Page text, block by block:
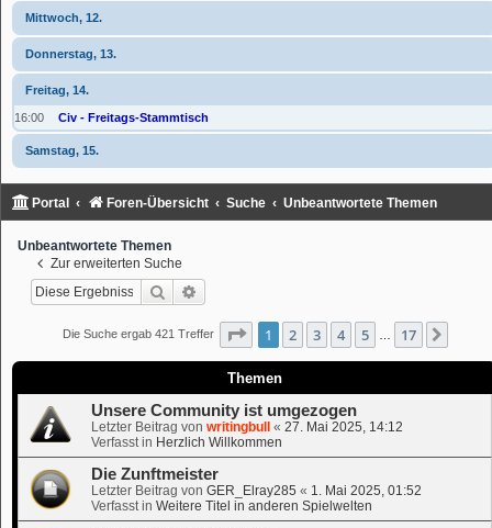
Mittwoch, 12.
Donnerstag, 13.
Freitag, 14.
16:00 Civ - Freitags-Stammtisch
Samstag, 15.
Portal Foren-Übersicht Suche Unbeantwortete Themen
Unbeantwortete Themen
Zur erweiterten Suche
Suche
Die Suche ergab 421 Treffer Seite 1von 17
1 2 3 4 5 17
Themen
Unsere Community ist umgezogen
Letzter Beitrag von writingbull « 27. Mai 2025, 14:12
Verfasst in Herzlich Willkommen
Die Zunftmeister
Letzter Beitrag von GER_Elray285 « 1. Mai 2025, 01:52
Verfasst in Weitere Titel in anderen Spielwelten